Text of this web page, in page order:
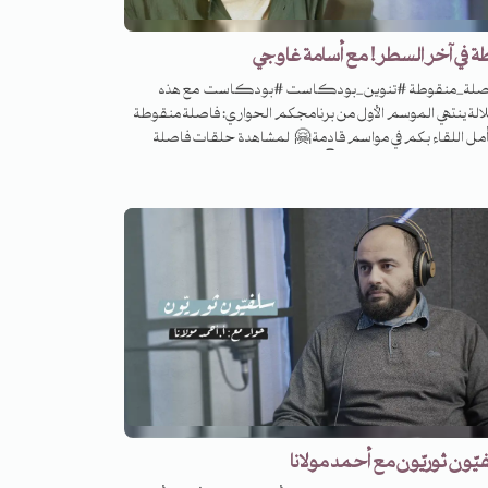
في آخر السطر! مع أسامة غاوجي
#تنوين_بودكاست #بودكاست مع هذه
ينتهي الموسم الأول من برنامجكم الحواري: فاصلة منقوطة
اللقاء بكم في مواسم قادمة 🤗 لمشاهدة حلقات فاصلة
القذافي مع أحمد فال الدين:
https://youtu.be/k8K0XHMxbZQ ثمانية في سجن تدمر مع
الكرامة مع أحمد أبازيد: https://youtu.be/bd8OrbhoubU هل
فلسطين؟ مع طارق خميس:
https://youtu.be/b_ykVWqoxf4 خدش في الجدار مع خالد
منصور: https://youtu.be/bxKRrVjp_Rc القدس: أبواب
مع هنادي قواسمي :
https://youtu.be/QJ8LPGbEmIE حكاية ربيعين مع وضّاح
في القرن الحادي والعشرين؟ مع د. جميل أكبر:
ثوريّون مع أحمد مولانا